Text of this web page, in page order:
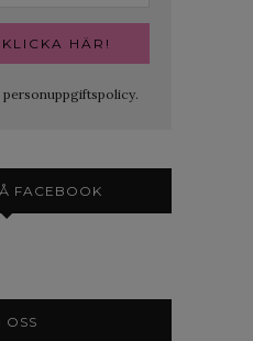
FACEBOOK
OSS